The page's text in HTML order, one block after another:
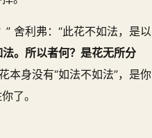
舍利弗：“此花不如法，是以
。所以者何？是花无所分
身没有“如法不如法”，是你
了。